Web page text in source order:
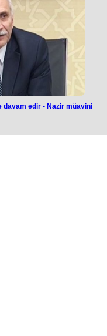
edir - Nazir müavini